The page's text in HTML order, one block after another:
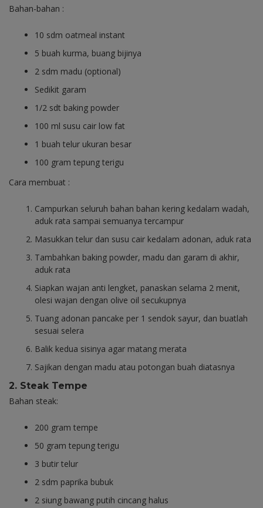
Bahan-bahan :
10 sdm oatmeal instant
5 buah kurma, buang bijinya
2 sdm madu (optional)
Sedikit garam
1/2 sdt baking powder
100 ml susu cair low fat
1 buah telur ukuran besar
100 gram tepung terigu
Cara membuat :
Campurkan seluruh bahan bahan kering kedalam wadah,
aduk rata sampai semuanya tercampur
Masukkan telur dan susu cair kedalam adonan, aduk rata
Tambahkan baking powder, madu dan garam di akhir,
aduk rata
Siapkan wajan anti lengket, panaskan selama 2 menit,
olesi wajan dengan olive oil secukupnya
Tuang adonan pancake per 1 sendok sayur, dan buatlah
sesuai selera
Balik kedua sisinya agar matang merata
Sajikan dengan madu atau potongan buah diatasnya
2. Steak Tempe
Bahan steak:
200 gram tempe
50 gram tepung terigu
3 butir telur
2 sdm paprika bubuk
2 siung bawang putih cincang halus